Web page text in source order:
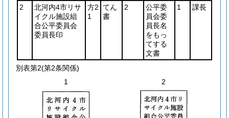
2
北河内4市リサ
イクル施設組
合公平委員会
委員長印
方2
1
てん
書
2
公平委
員会委
員長名
をもっ
てする
文書
1 課長
別表第2(第2条関係)
1
2